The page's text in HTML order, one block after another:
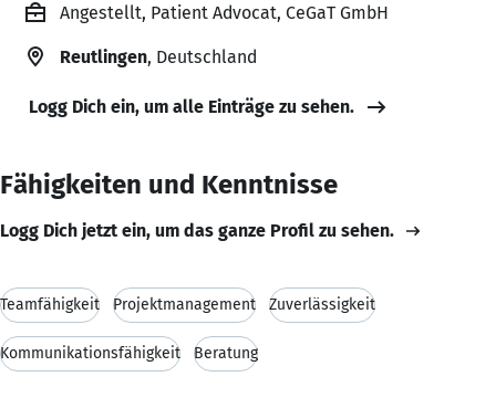
Angestellt, Patient Advocat, CeGaT GmbH
Reutlingen, Deutschland
Logg Dich ein, um alle Einträge zu sehen.
Fähigkeiten und Kenntnisse
Logg Dich jetzt ein, um das ganze Profil zu sehen.
Teamfähigkeit Projektmanagement Zuverlässigkeit
Kommunikationsfähigkeit Beratung